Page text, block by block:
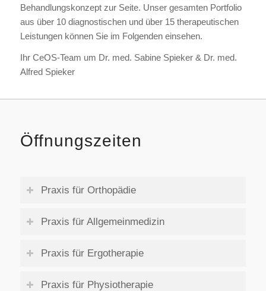
Behandlungskonzept zur Seite. Unser gesamten Portfolio
aus über 10 diagnostischen und über 15 therapeutischen
Leistungen können Sie im Folgenden einsehen.
Ihr CeOS-Team um Dr. med. Sabine Spieker & Dr. med.
Alfred Spieker
Öffnungszeiten
Praxis für Orthopädie
Praxis für Allgemeinmedizin
Praxis für Ergotherapie
Praxis für Physiotherapie